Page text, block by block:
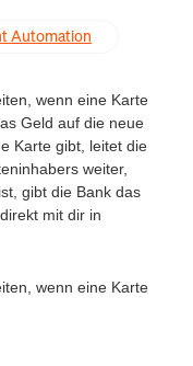
Automation
wenn eine Karte
Geld auf die neue
Karte gibt, leitet die
weiter,
gibt die Bank das
mit dir in
wenn eine Karte